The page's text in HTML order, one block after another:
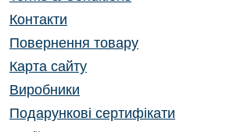
Контакти
Повернення товару
Карта сайту
Виробники
Подарункові сертифікати